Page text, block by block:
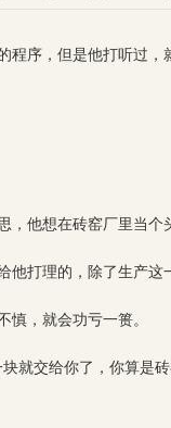
程序，但是他打听过
，他想在砖窑厂里当个
他打理的，除了生产
慎，就会功亏一篑。
就交给你了，你算是